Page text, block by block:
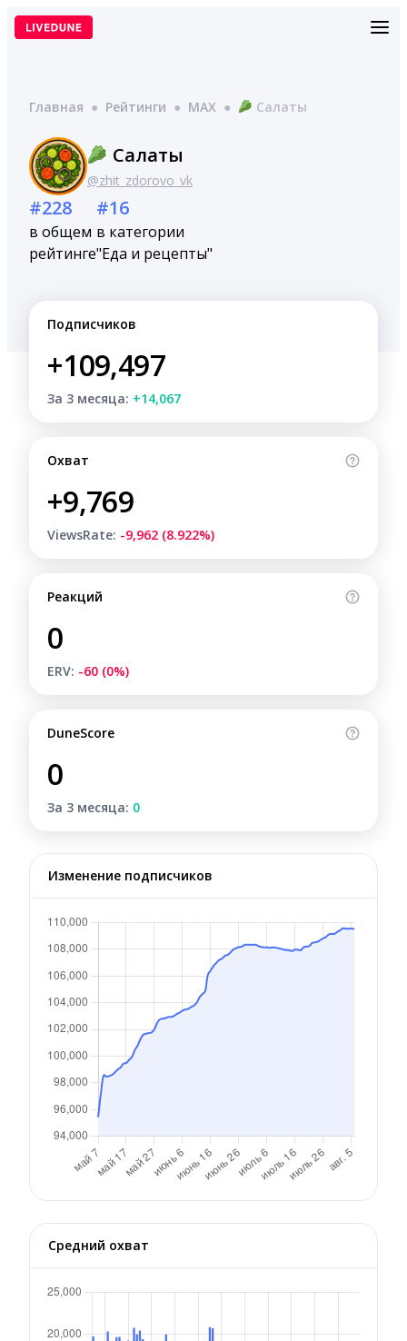
Перейти
Главная ● Рейтинги ● MAX ● Салаты
Салаты
@zhit_zdorovo_vk
#228
в общем
рейтинге
#16
в категории
"Еда и рецепты"
Подписчиков
+109,497
За 3 месяца: +14,067
Охват
+9,769
ViewsRate: -9,962 (8.922%)
Реакций
0
ERV: -60 (0%)
DuneScore
0
За 3 месяца: 0
Изменение подписчиков
Средний охват